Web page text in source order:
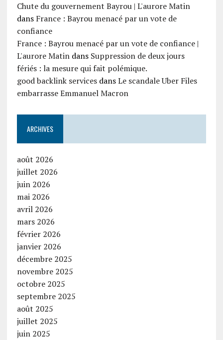
Chute du gouvernement Bayrou | L'aurore Matin
dans France : Bayrou menacé par un vote de
confiance
France : Bayrou menacé par un vote de confiance |
L'aurore Matindans Suppression de deux jours
fériés : la mesure qui fait polémique.
good backlink servicesdansLe scandale Uber Files
embarrasse Emmanuel Macron
ARCHIVES
août 2026
juillet 2026
juin 2026
mai 2026
avril 2026
mars 2026
février 2026
janvier 2026
décembre 2025
novembre 2025
octobre 2025
septembre 2025
août 2025
juillet 2025
juin 2025